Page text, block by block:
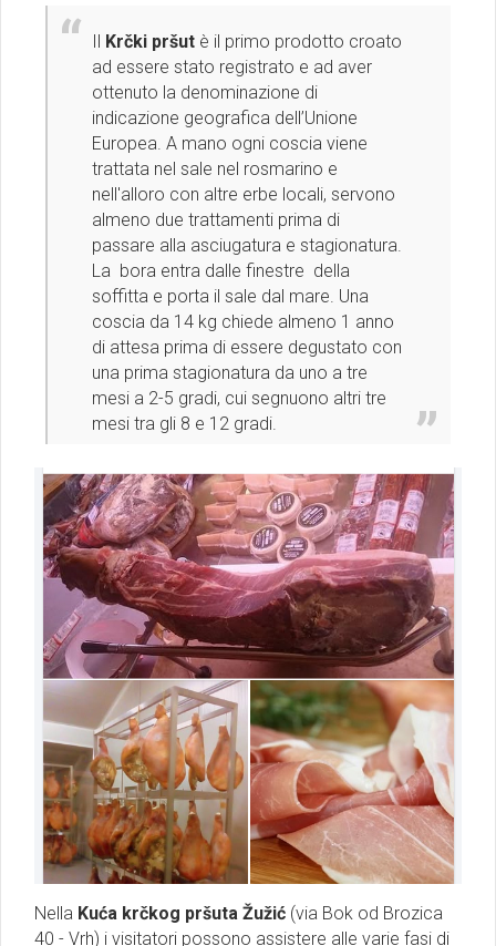
Il Krčki pršut è il primo prodotto croato
ad essere stato registrato e ad aver
ottenuto la denominazione di
indicazione geografica dell’Unione
Europea. A mano ogni coscia viene
trattata nel sale nel rosmarino e
nell'alloro con altre erbe locali, servono
almeno due trattamenti prima di
passare alla asciugatura e stagionatura.
La bora entra dalle finestre della
soffitta e porta il sale dal mare. Una
coscia da 14 kg chiede almeno 1 anno
di attesa prima di essere degustato con
una prima stagionatura da uno a tre
mesi a 2-5 gradi, cui segnuono altri tre
mesi tra gli 8 e 12 gradi.
Nella Kuća krčkog pršuta Žužić (via Bok od Brozica
40 - Vrh) i visitatori possono assistere alle varie fasi di